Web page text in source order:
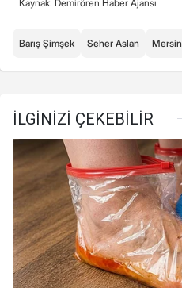
Kaynak: Demirören Haber Ajansı
Barış Şimşek Seher Aslan Mersin